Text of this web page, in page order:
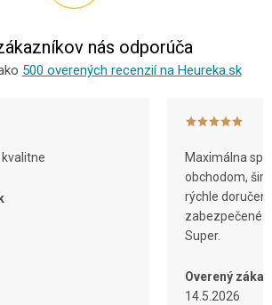
nás odporúča
500 overených recenzií na Heureka.sk
Maximálna
obchodom,
rýchle
zabezpečené
Super.
Overený
14.5.2026